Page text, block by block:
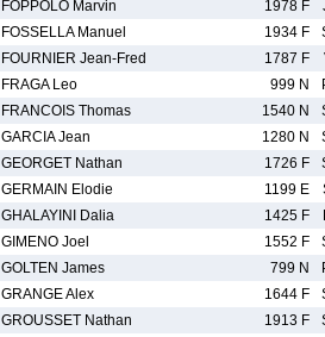
FOPPOLO Marvin 1978 F
FOSSELLA Manuel 1934 F
FOURNIER Jean-Fred 1787 F
FRAGA Leo 999 N
FRANCOIS Thomas 1540 N
GARCIA Jean 1280 N
GEORGET Nathan 1726 F
GERMAIN Elodie 1199 E
GHALAYINI Dalia 1425 F
GIMENO Joel 1552 F
GOLTEN James 799 N
GRANGE Alex 1644 F
GROUSSET Nathan 1913 F